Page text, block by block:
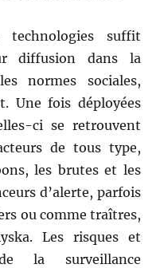
technologies suffit
diffusion dans la
normes sociales,
Une fois déployées
ci se retrouvent
de tous type,
les brutes et les
d’alerte, parfois
ou comme traîtres,
Les risques et
la surveillance